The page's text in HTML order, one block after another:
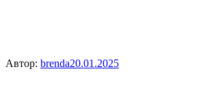
Автор: brenda20.01.2025